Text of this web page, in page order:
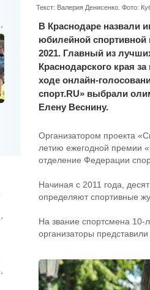
Текст: Валерия Денисенко. Фото:
В Краснодаре назвали
юбилейной спортивной
2021. Главный из
Краснодарского края
ходе онлайн-
спорт.RU» выбрали
Елену Веснину.
Организатором проекта
летию ежегодной премии
отделение Федерации
Начиная с 2011 года,
определяют спортивные
На звание спортсмена
организаторы